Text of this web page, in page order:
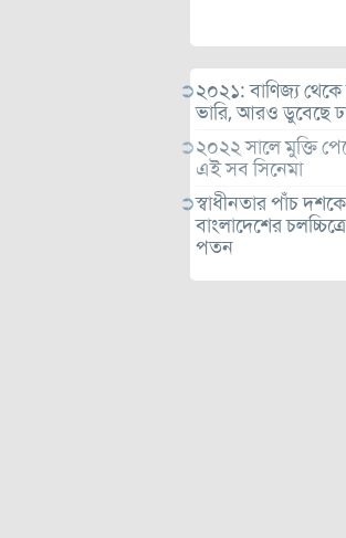
২০২১: বাণিজ্য থেকে
ভারি, আরও ডুবেছে
২০২২ সালে মুক্তি
এই সব সিনেমা
স্বাধীনতার পাঁচ দশকে
বাংলাদেশের
পতন